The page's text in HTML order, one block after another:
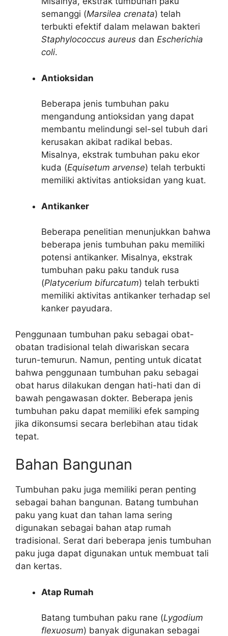
semanggi (Marsilea crenata) telah
terbukti efektif dalam melawan bakteri
Staphylococcus aureus dan Escherichia
coli.
Antioksidan
Beberapa jenis tumbuhan paku
mengandung antioksidan yang dapat
membantu melindungi sel-sel tubuh dari
kerusakan akibat radikal bebas.
Misalnya, ekstrak tumbuhan paku ekor
kuda (Equisetum arvense) telah terbukti
memiliki aktivitas antioksidan yang kuat.
Antikanker
Beberapa penelitian menunjukkan bahwa
beberapa jenis tumbuhan paku memiliki
potensi antikanker. Misalnya, ekstrak
tumbuhan paku paku tanduk rusa
(Platycerium bifurcatum) telah terbukti
memiliki aktivitas antikanker terhadap sel
kanker payudara.
Penggunaan tumbuhan paku sebagai obat-
obatan tradisional telah diwariskan secara
turun-temurun. Namun, penting untuk dicatat
bahwa penggunaan tumbuhan paku sebagai
obat harus dilakukan dengan hati-hati dan di
bawah pengawasan dokter. Beberapa jenis
tumbuhan paku dapat memiliki efek samping
jika dikonsumsi secara berlebihan atau tidak
tepat.
Bahan Bangunan
Tumbuhan paku juga memiliki peran penting
sebagai bahan bangunan. Batang tumbuhan
paku yang kuat dan tahan lama sering
digunakan sebagai bahan atap rumah
tradisional. Serat dari beberapa jenis tumbuhan
paku juga dapat digunakan untuk membuat tali
dan kertas.
Atap Rumah
Batang tumbuhan paku rane (Lygodium
flexuosum) banyak digunakan sebagai